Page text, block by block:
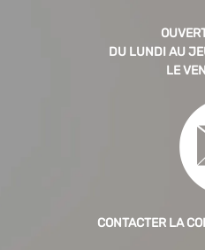
DU LUNDI AU
LE
CONTACTER LA